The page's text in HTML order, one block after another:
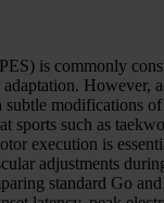
is commonly
However,
subtle modifications
sports such as
execution is
adjustments
standard Go